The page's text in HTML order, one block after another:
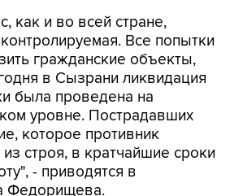
как и во всей стране,
Все попытки
гражданские объекты,
в Сызрани ликвидация
была проведена на
уровне. Пострадавших
которое противник
строя, в кратчайшие сроки
- приводятся в
Федорищева.